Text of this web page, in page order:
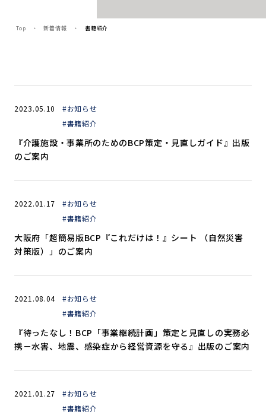
Top 新着情報 書籍紹介
2023.05.10
#お知らせ
#書籍紹介
『介護施設・事業所のためのBCP策定・見直しガイド』出版
のご案内
2022.01.17
#お知らせ
#書籍紹介
大阪府「超簡易版BCP『これだけは！』シート （自然災害
対策版）」のご案内
2021.08.04
#お知らせ
#書籍紹介
『待ったなし！BCP「事業継続計画」策定と見直しの実務必
携－水害、地震、感染症から経営資源を守る』出版のご案内
2021.01.27
#お知らせ
#書籍紹介